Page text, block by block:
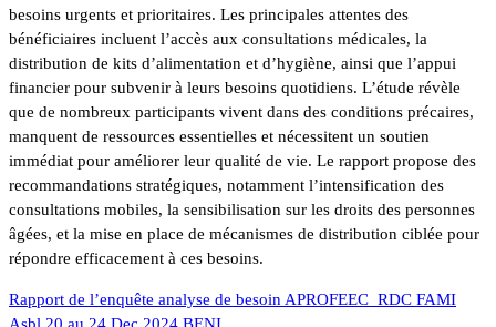
besoins urgents et prioritaires. Les principales attentes des
bénéficiaires incluent l’accès aux consultations médicales, la
distribution de kits d’alimentation et d’hygiène, ainsi que l’appui
financier pour subvenir à leurs besoins quotidiens. L’étude révèle
que de nombreux participants vivent dans des conditions précaires,
manquent de ressources essentielles et nécessitent un soutien
immédiat pour améliorer leur qualité de vie. Le rapport propose des
recommandations stratégiques, notamment l’intensification des
consultations mobiles, la sensibilisation sur les droits des personnes
âgées, et la mise en place de mécanismes de distribution ciblée pour
répondre efficacement à ces besoins.
Rapport de l’enquête analyse de besoin APROFEEC_RDC FAMI
Asbl 20 au 24 Dec 2024 BENI